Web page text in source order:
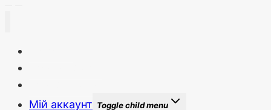
Мій аккаунт Toggle child menu